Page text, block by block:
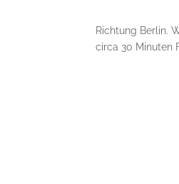
Richtung Berlin.
circa 30 Minuten